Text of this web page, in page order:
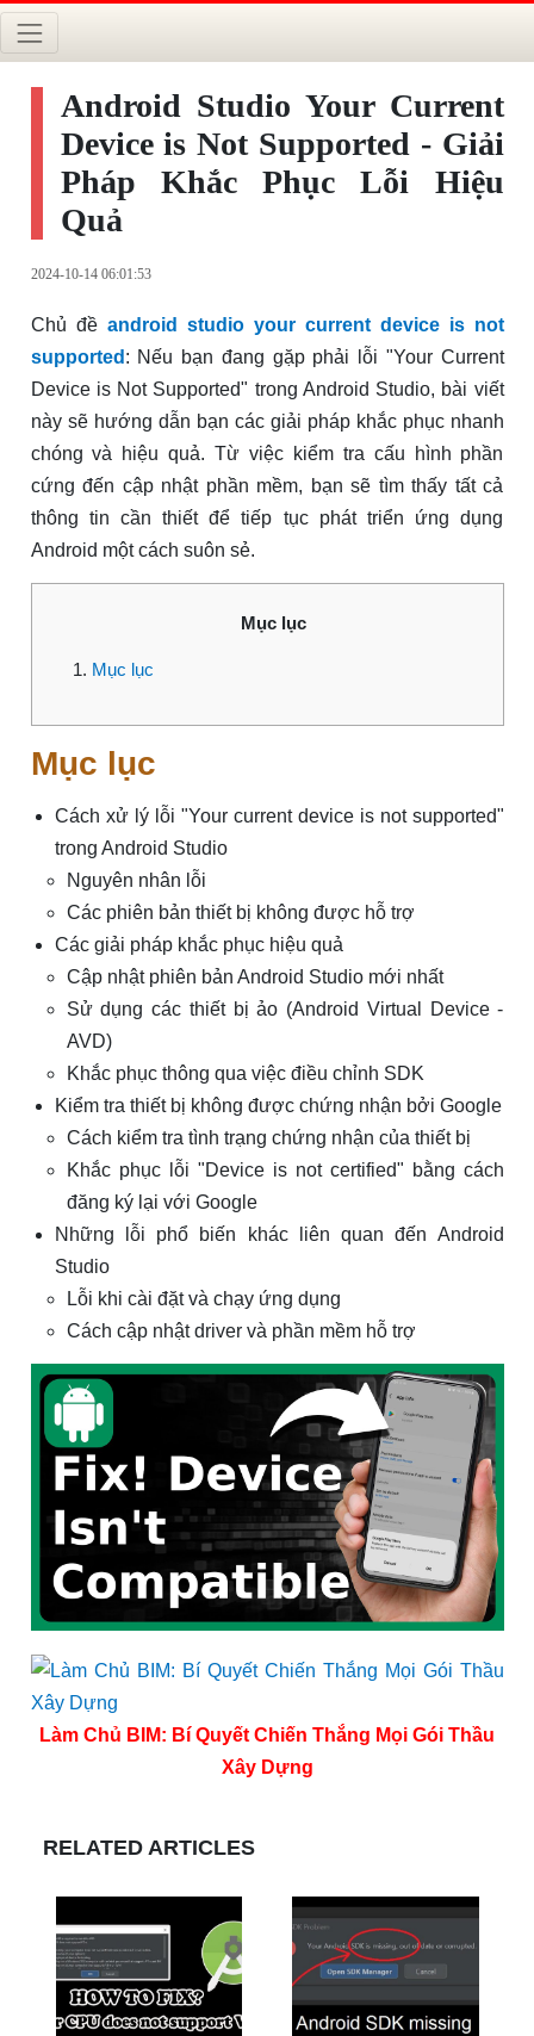
Android Studio Your Current
Device is Not Supported - Giải
Pháp Khắc Phục Lỗi Hiệu
Quả
2024-10-14 06:01:53
Chủ đề android studio your current device is not
supported : Nếu bạn đang gặp phải lỗi "Your Current
Device is Not Supported" trong Android Studio, bài viết
này sẽ hướng dẫn bạn các giải pháp khắc phục nhanh
chóng và hiệu quả. Từ việc kiểm tra cấu hình phần
cứng đến cập nhật phần mềm, bạn sẽ tìm thấy tất cả
thông tin cần thiết để tiếp tục phát triển ứng dụng
Android một cách suôn sẻ.
Mục lục
Mục lục
Mục lục
Cách xử lý lỗi "Your current device is not supported"
trong Android Studio
Nguyên nhân lỗi
Các phiên bản thiết bị không được hỗ trợ
Các giải pháp khắc phục hiệu quả
Cập nhật phiên bản Android Studio mới nhất
Sử dụng các thiết bị ảo (Android Virtual Device -
AVD)
Khắc phục thông qua việc điều chỉnh SDK
Kiểm tra thiết bị không được chứng nhận bởi Google
Cách kiểm tra tình trạng chứng nhận của thiết bị
Khắc phục lỗi "Device is not certified" bằng cách
đăng ký lại với Google
Những lỗi phổ biến khác liên quan đến Android
Studio
Lỗi khi cài đặt và chạy ứng dụng
Cách cập nhật driver và phần mềm hỗ trợ
Làm Chủ BIM: Bí Quyết Chiến Thắng Mọi Gói Thầu
Xây Dựng
RELATED ARTICLES